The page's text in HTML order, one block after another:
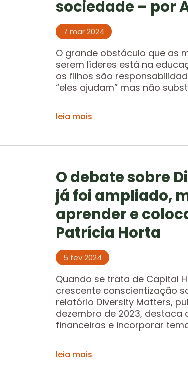
sociedade – por
7 mar 2024
O grande obstáculo que as
serem líderes está na
os filhos são
“eles ajudam” mas não
leia mais
O debate sobre
já foi ampliado,
aprender e
Patrícia Horta
5 fev 2024
Quando se trata de Capital
crescente conscientização
relatório Diversity Matters,
dezembro de 2023, destaca
financeiras e incorporar
leia mais